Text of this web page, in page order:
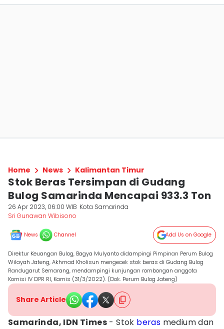
Home News Kalimantan Timur
Stok Beras Tersimpan di Gudang
Bulog Samarinda Mencapai 933.3 Ton
26 Apr 2023, 06:00 WIB Kota Samarinda
Sri Gunawan Wibisono
News Channel Add Us on Google
Direktur Keuangan Bulog, Bagya Mulyanto didampingi Pimpinan Perum Bulog
Wilayah Jateng, Akhmad Kholisun mengecek stok beras di Gudang Bulog
Randugarut Semarang, mendampingi kunjungan rombongan anggota
Komisi IV DPR RI, Kamis (31/3/2022). (Dok. Perum Bulog Jateng)
Share Article
Samarinda, IDN Times - Stok beras medium dan